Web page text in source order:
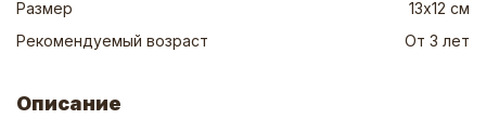
Размер
13х12 см
Рекомендуемый возраст
От 3 лет
Описание